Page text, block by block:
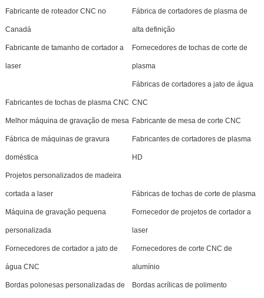
Fabricante de roteador CNC no
Canadá
Fábrica de cortadores de plasma de
alta definição
Fabricante de tamanho de cortador a
laser
Fornecedores de tochas de corte de
plasma
Fabricantes de tochas de plasma CNC
Fábricas de cortadores a jato de água
CNC
Melhor máquina de gravação de mesa Fabricante de mesa de corte CNC
Fábrica de máquinas de gravura
doméstica
Fabricantes de cortadores de plasma
HD
Projetos personalizados de madeira
cortada a laser Fábricas de tochas de corte de plasma
Máquina de gravação pequena
personalizada
Fornecedor de projetos de cortador a
laser
Fornecedores de cortador a jato de
água CNC
Fornecedores de corte CNC de
alumínio
Bordas polonesas personalizadas de Bordas acrílicas de polimento